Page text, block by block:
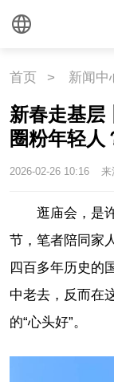
首页 > 新闻中
新春走基层
圈粉年轻人
2026-02-26 10:16 来
逛庙会，是
节，笔者陪同家
四百多年历史的
中老去，反而在
的“心头好”。